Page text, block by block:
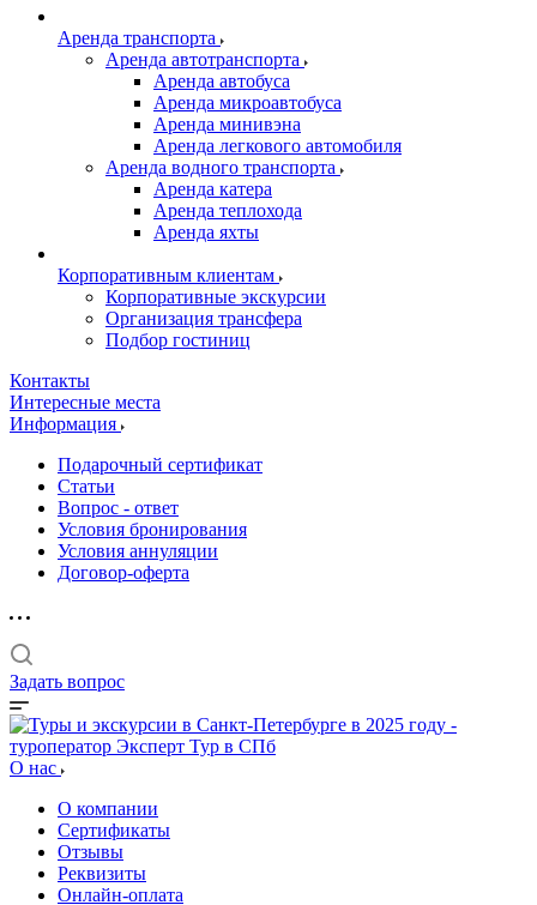
Аренда транспорта
Аренда автотранспорта
Аренда автобуса
Аренда микроавтобуса
Аренда минивэна
Аренда легкового автомобиля
Аренда водного транспорта
Аренда катера
Аренда теплохода
Аренда яхты
Корпоративным клиентам
Корпоративные экскурсии
Организация трансфера
Подбор гостиниц
Контакты
Интересные места
Информация
Подарочный сертификат
Статьи
Вопрос - ответ
Условия бронирования
Условия аннуляции
Договор-оферта
Задать вопрос
О нас
О компании
Сертификаты
Отзывы
Реквизиты
Онлайн-оплата